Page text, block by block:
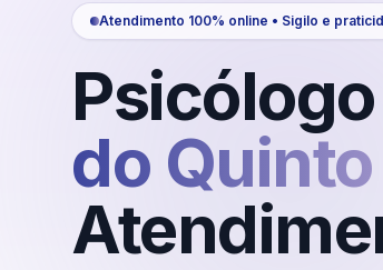
Atendimento 100% online • Sigilo e
do Quinto